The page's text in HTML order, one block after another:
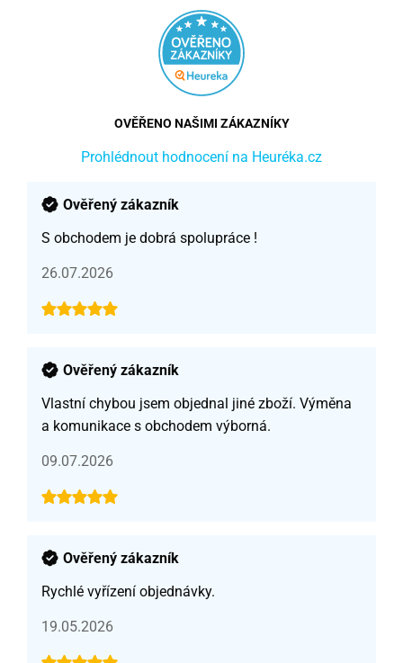
OVĚŘENO NAŠIMI ZÁKAZNÍKY
Prohlédnout hodnocení na Heuréka.cz
Ověřený zákazník
S obchodem je dobrá spolupráce !
26.07.2026
Ověřený zákazník
Vlastní chybou jsem objednal jiné zboží. Výměna
a komunikace s obchodem výborná.
09.07.2026
Ověřený zákazník
Rychlé vyřízení objednávky.
19.05.2026